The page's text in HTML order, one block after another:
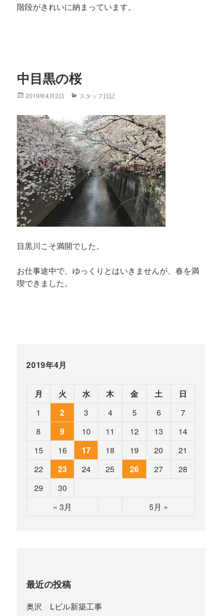
階段がきれいに納まっています。
中目黒の桜
Posted
2019年4月2日 Categories
スタッフ日記
目黒川こそ満開でした。
お仕事途中で、ゆっくりとはいきませんが、春を満
喫できました。
2019年4月
月 火 水 木 金 土 日
« 3月 5月 »
1 2 3 4 5 6
7
8
9 10 11 12 13
14
15
16 17 18 19 20
21
22
23 24 25 26 27
28
29
30
最近の投稿
奥沢 Lビル新築工事